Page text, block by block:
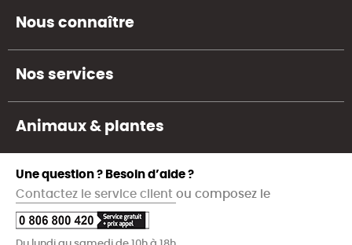
Nous connaître
Nos services
Animaux & plantes
Une question ? Besoin d’aide ?
Contactez le service client ou composez le